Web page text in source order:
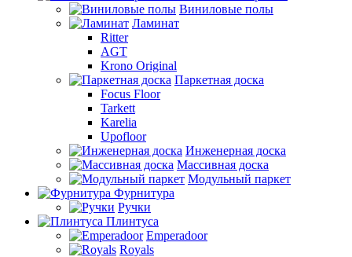
Виниловые полы
Ламинат
Ritter
AGT
Krono Original
Паркетная доска
Focus Floor
Tarkett
Karelia
Upofloor
Инженерная доска
Массивная доска
Модульный паркет
Фурнитура
Ручки
Плинтуса
Emperadoor
Royals